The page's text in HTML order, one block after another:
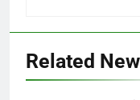
Related